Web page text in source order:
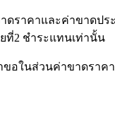
าดราคาและค่าขาดป
ที่2 ชำระแทนเท่านั้น
อในส่วนค่าขาดราค